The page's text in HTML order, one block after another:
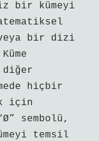
bir kümeyi
veya bir dizi
diğer
hiçbir
için
sembolü,
temsil